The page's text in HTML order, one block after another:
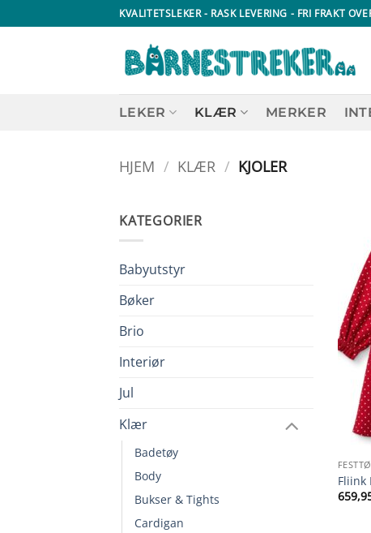
to
KVALITETSLEKER - RASK LEVERING - FRI FRAKT
LEKER KLÆR MERKER
HJEM / KLÆR / KJOLER
KATEGORIER
Babyutstyr
Bøker
Brio
Interiør
Jul
Klær
Badetøy
Body
Bukser & Tights
Cardigan
Fliink